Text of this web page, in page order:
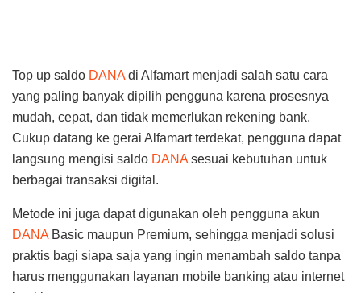
Top up saldo DANA di Alfamart menjadi salah satu cara
yang paling banyak dipilih pengguna karena prosesnya
mudah, cepat, dan tidak memerlukan rekening bank.
Cukup datang ke gerai Alfamart terdekat, pengguna dapat
langsung mengisi saldo DANA sesuai kebutuhan untuk
berbagai transaksi digital.
Metode ini juga dapat digunakan oleh pengguna akun
DANA Basic maupun Premium, sehingga menjadi solusi
praktis bagi siapa saja yang ingin menambah saldo tanpa
harus menggunakan layanan mobile banking atau internet